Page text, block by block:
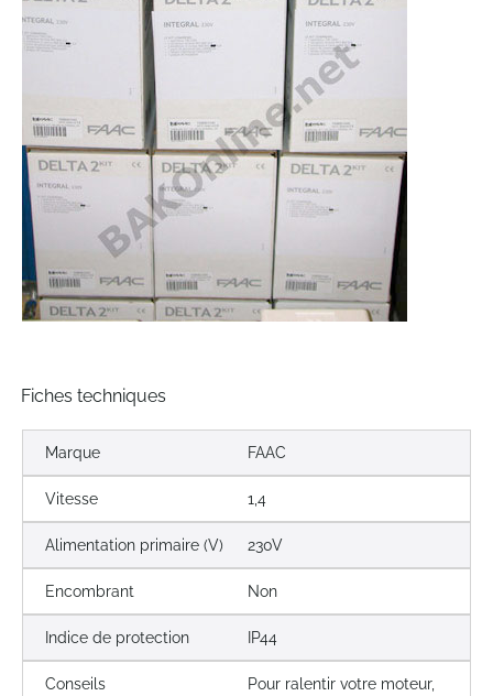
Fiches techniques
Marque FAAC
Vitesse 1,4
Alimentation primaire (V) 230V
Encombrant Non
Indice de protection IP44
Conseils Pour ralentir votre moteur,